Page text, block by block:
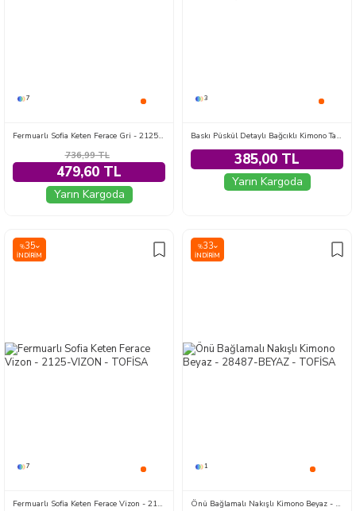
7
Fermuarlı Sofia Keten Ferace Gri - 2125-GRI
736,99TL
479,60 TL
Yarın Kargoda
3
Baskı Püskül Detaylı Bağcıklı Kimono Taş - 28659-TAS
385,00 TL
Yarın Kargoda
%35
İNDIRIM
7
Fermuarlı Sofia Keten Ferace Vizon - 2125-VIZON
%33
İNDIRIM
1
Önü Bağlamalı Nakışlı Kimono Beyaz - 28487-BEYAZ